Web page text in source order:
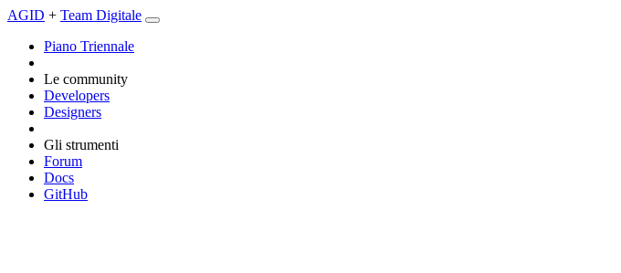
AGID + Team Digitale
Piano Triennale
Le community
Developers
Designers
Gli strumenti
Forum
Docs
GitHub